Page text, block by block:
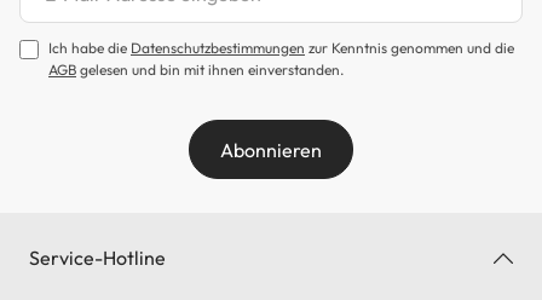
Ich habe die Datenschutzbestimmungen zur Kenntnis genommen und die
AGB gelesen und bin mit ihnen einverstanden.
Abonnieren
Service-Hotline